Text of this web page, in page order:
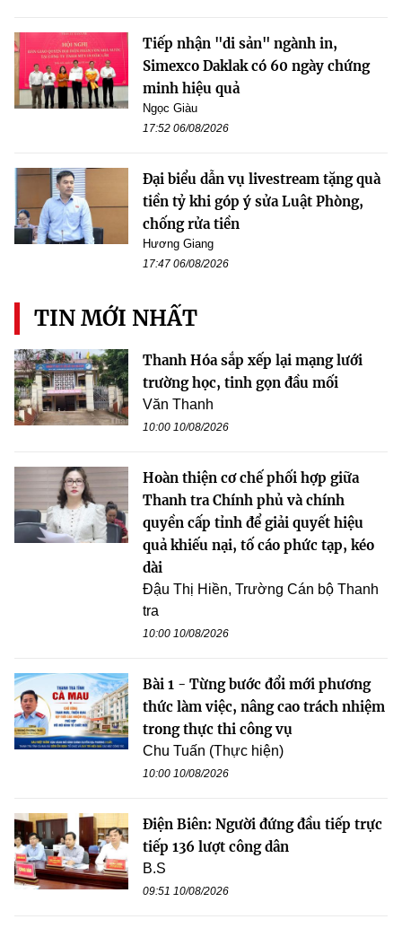
Tiếp nhận "di sản" ngành in,
Simexco Daklak có 60 ngày chứng
minh hiệu quả
Ngọc Giàu
17:52 06/08/2026
Đại biểu dẫn vụ livestream tặng quà
tiền tỷ khi góp ý sửa Luật Phòng,
chống rửa tiền
Hương Giang
17:47 06/08/2026
TIN MỚI NHẤT
Thanh Hóa sắp xếp lại mạng lưới
trường học, tinh gọn đầu mối
Văn Thanh
10:00 10/08/2026
Hoàn thiện cơ chế phối hợp giữa
Thanh tra Chính phủ và chính
quyền cấp tỉnh để giải quyết hiệu
quả khiếu nại, tố cáo phức tạp, kéo
dài
Đậu Thị Hiền, Trường Cán bộ Thanh
tra
10:00 10/08/2026
Bài 1 - Từng bước đổi mới phương
thức làm việc, nâng cao trách nhiệm
trong thực thi công vụ
Chu Tuấn (Thực hiện)
10:00 10/08/2026
Điện Biên: Người đứng đầu tiếp trực
tiếp 136 lượt công dân
B.S
09:51 10/08/2026